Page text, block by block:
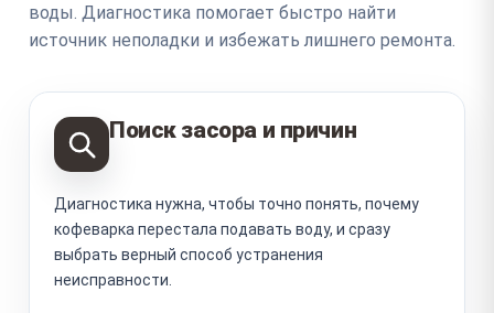
воды. Диагностика помогает быстро найти
источник неполадки и избежать лишнего ремонта.
Поиск засора и причин
Диагностика нужна, чтобы точно понять, почему
кофеварка перестала подавать воду, и сразу
выбрать верный способ устранения
неисправности.